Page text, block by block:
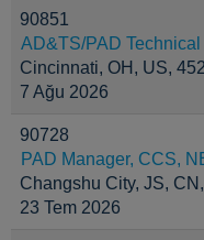
90851
AD&TS/PAD
Cincinnati, OH, US,
7 Ağu 2026
90728
PAD Manager, CCS,
Changshu City, JS,
23 Tem 2026